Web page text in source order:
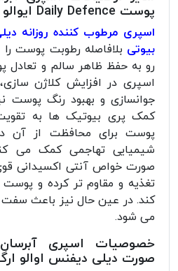
پوست Daily Defence ایوالو ارگانیک بیوتی
اسپری مرطوب کننده روزانه
بیوتی بلافاصله رطوبت پوست
رو به حفظ ظاهر سالم و
اسپری در افزایش کلاژن
جوانسازی و بهبود رنگ پوست
کمک پری بیوتیک ها به
پوست برای محافظت از آن در
شیمیایی تهاجمی کمک می
صورت خواص آنتی اکسیدانی
تغذیه و مقاوم تر کرده و
کند. در عین حال نیز باعث
می شود.
خصوصیات اسپری
صورت دیلی دیفنس اوالو